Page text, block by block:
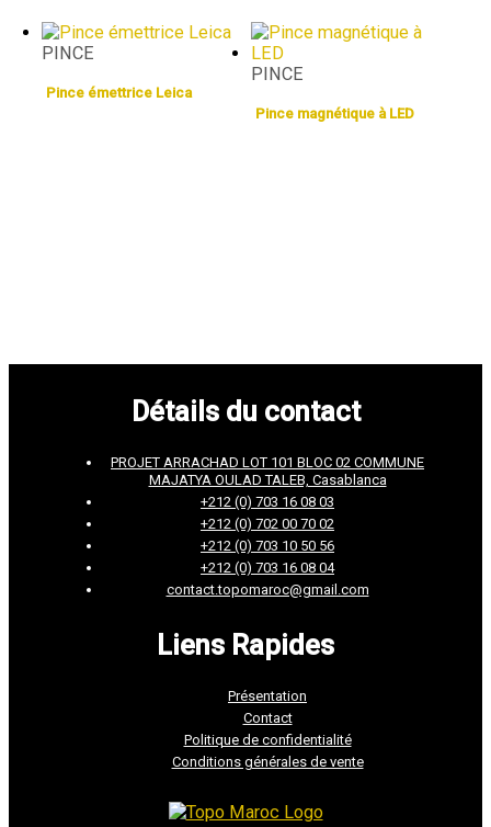
PINCE
Pince émettrice Leica
PINCE
Pince magnétique à LED
Détails du contact
PROJET ARRACHAD LOT 101 BLOC 02 COMMUNE
MAJATYA OULAD TALEB, Casablanca
+212 (0) 703 16 08 03
+212 (0) 702 00 70 02
+212 (0) 703 10 50 56
+212 (0) 703 16 08 04
contact.topomaroc@gmail.com
Liens Rapides
Présentation
Contact
Politique de confidentialité
Conditions générales de vente